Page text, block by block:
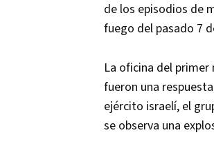
de los episodios de
fuego del pasado 7
La oficina del
fueron una
ejército israelí, el
se observa una